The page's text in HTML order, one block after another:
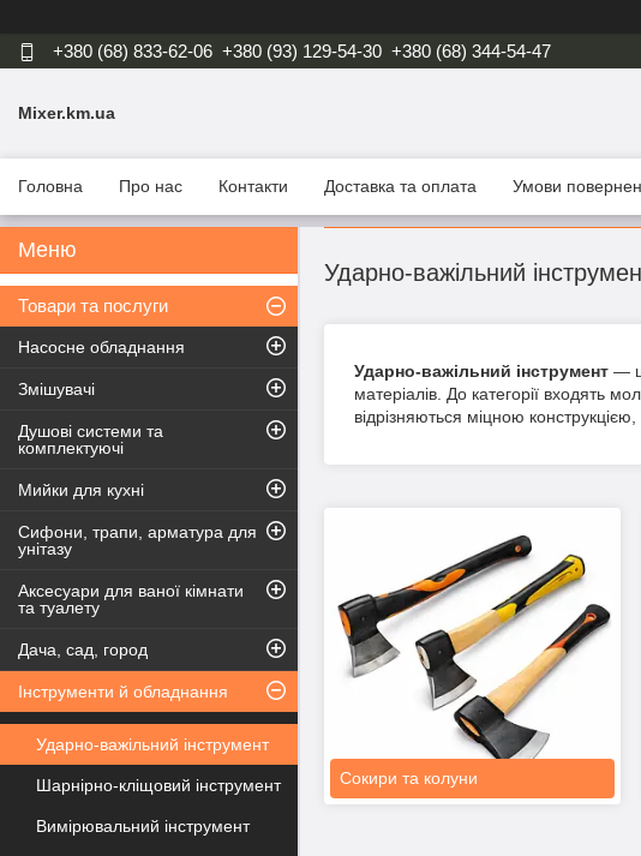
+380 (68) 833-62-06 +380 (93) 129-54-30 +380 (68) 344-54-47
Mixer.km.ua
Головна Про нас Контакти Доставка та оплата Умови
Ударно-важільний
Ударно-важільний інструмент —
матеріалів. До категорії входять
відрізняються міцною
Сокири та колуни
Товари та послуги
Насосне обладнання
Змішувачі
Душові системи та
комплектуючі
Мийки для кухні
Сифони, трапи, арматура для
унітазу
Аксесуари для ваної кімнати
та туалету
Дача, сад, город
Інструменти й обладнання
Ударно-важільний інструмент
Шарнірно-кліщовий інструмент
Вимірювальний інструмент